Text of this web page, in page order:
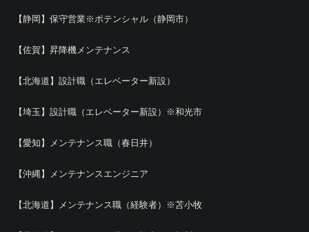
【静岡】保守営業※ポテンシャル（静岡市）
【佐賀】昇降機メンテナンス
【北海道】設計職（エレベーター新設）
【埼玉】設計職（エレベーター新設）※和光市
【愛知】メンテナンス職（春日井）
【沖縄】メンテナンスエンジニア
【北海道】メンテナンス職（経験者）※苫小牧